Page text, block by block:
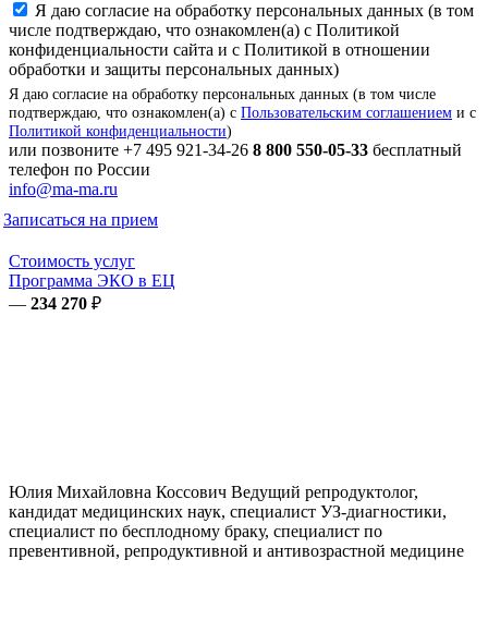
Я даю согласие на обработку персональных данных (в том
числе подтверждаю, что ознакомлен(а) с Политикой
конфиденциальности сайта и с Политикой в отношении
обработки и защиты персональных данных)
Я даю согласие на обработку персональных данных (в том числе
подтверждаю, что ознакомлен(а) с Пользовательским соглашением и с
Политикой конфиденциальности)
или позвоните +7 495 921-34-26 8 800 550-05-33 бесплатный
телефон по России
info@ma-ma.ru
Записаться на прием
Стоимость услуг
Программа ЭКО в ЕЦ
— 234 270 ₽
Юлия Михайловна Коссович Ведущий репродуктолог,
кандидат медицинских наук, специалист УЗ-диагностики,
специалист по бесплодному браку, специалист по
превентивной, репродуктивной и антивозрастной медицине